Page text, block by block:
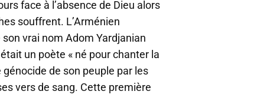
face à l’absence de Dieu alors
souffrent. L’Arménien
vrai nom Adom Yardjanian
un poète « né pour chanter la
génocide de son peuple par les
vers de sang. Cette première